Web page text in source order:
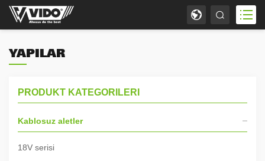
YAPILAR
PRODUKT KATEGORILERI
Kablosuz aletler
18V serisi